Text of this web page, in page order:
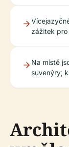
zážitek
Na místě
suvenýry;